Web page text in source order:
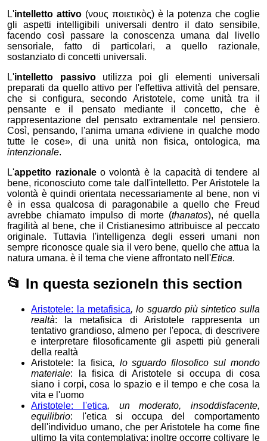
L'intelletto attivo (νους ποιετικòς) è la potenza che coglie
gli aspetti intelligibili universali dentro il dato sensibile,
facendo così passare la conoscenza umana dal livello
sensoriale, fatto di particolari, a quello razionale,
sostanziato di concetti universali.
L'intelletto passivoutilizza poi gli elementi universali
preparati da quello attivo per l'effettiva attività del pensare,
che si configura, secondo Aristotele, come unità tra il
pensante e il pensato mediante il concetto, che è
rappresentazione del pensato extramentale nel pensiero.
Così, pensando, l'anima umana «diviene in qualche modo
tutte le cose», di una unità non fisica, ontologica, ma
intenzionale.
L'appetito razionaleo volontà è la capacità di tendere al
bene, riconosciuto come tale dall'intelletto. Per Aristotele la
volontà è quindi orientata necessariamente al bene, non vi
è in essa qualcosa di paragonabile a quello che Freud
avrebbe chiamato impulso di morte (thanatos), né quella
fragilità al bene, che il Cristianesimo attribuisce al peccato
originale. Tuttavia l'intelligenza degli esseri umani non
sempre riconosce quale sia il vero bene, quello che attua la
natura umana. è il tema che viene affrontato nell'Etica.
📂 In questa sezioneIn this section
Aristotele: la metafisica, lo sguardo più sintetico sulla
realtà: la metafisica di Aristotele rappresenta un
tentativo grandioso, almeno per l'epoca, di descrivere
e interpretare filosoficamente gli aspetti più generali
della realtà
Aristotele: la fisica, lo sguardo filosofico sul mondo
materiale: la fisica di Aristotele si occupa di cosa
siano i corpi, cosa lo spazio e il tempo e che cosa la
vita e l'uomo
Aristotele: l'etica, un moderato, insoddisfacente,
equilibrio: l'etica si occupa del comportamento
dell'individuo umano, che per Aristotele ha come fine
ultimo la vita contemplativa; inoltre occorre coltivare le